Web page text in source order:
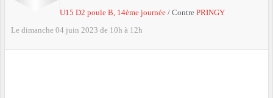
U15 D2 poule B, 14ème journée / Contre PRINGY
Le dimanche 04 juin 2023 de 10h à 12h